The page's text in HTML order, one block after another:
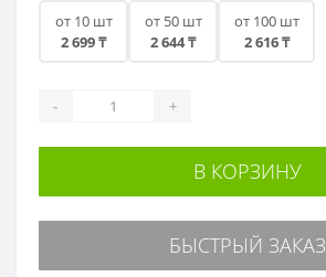
от 10 шт
2 699 ₸
от 50 шт
2 644 ₸
от 100 шт
2 616 ₸
- +
В КОРЗИНУ
БЫСТРЫЙ ЗАКАЗ